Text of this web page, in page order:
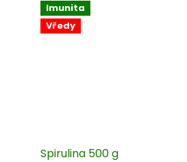
Imunita
Vředy
Spirulina 500 g